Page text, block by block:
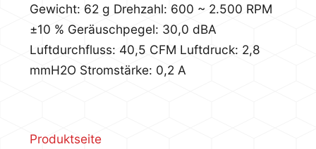
Gewicht: 62 g Drehzahl: 600 ~ 2.500 RPM
±10 % Geräuschpegel: 30,0 dBA
Luftdurchfluss: 40,5 CFM Luftdruck: 2,8
mmH2O Stromstärke: 0,2 A
Produktseite